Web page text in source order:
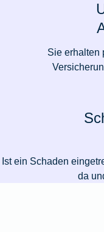
Sie erhalten
Ist ein Schaden
da